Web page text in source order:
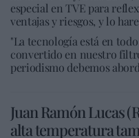
especial en TVE para
ventajas y riesgos, y lo
"La tecnología está en
convertido en nuestro
periodismo debemos
Juan Ramón Lucas
alta temperatura